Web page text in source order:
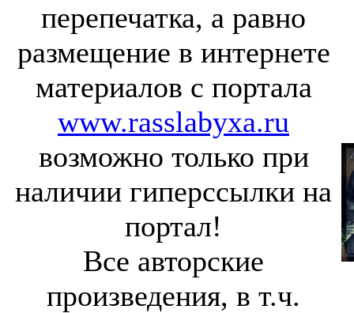
перепечатка, а равно
размещение в интернете
материалов с портала
www.rasslabyxa.ru
возможно только при
наличии гиперссылки на
портал!
Все авторские
произведения, в т.ч.